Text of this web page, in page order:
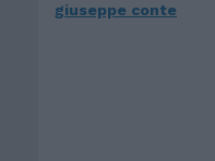
giuseppe conte